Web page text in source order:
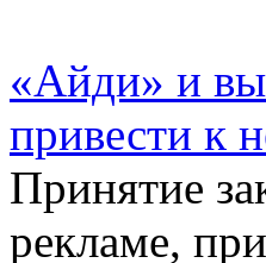
«Айди» и
привести к
Принятие
рекламе,